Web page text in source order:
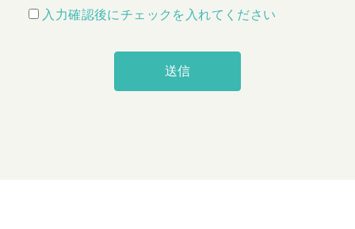
入力確認後にチェックを入れてください